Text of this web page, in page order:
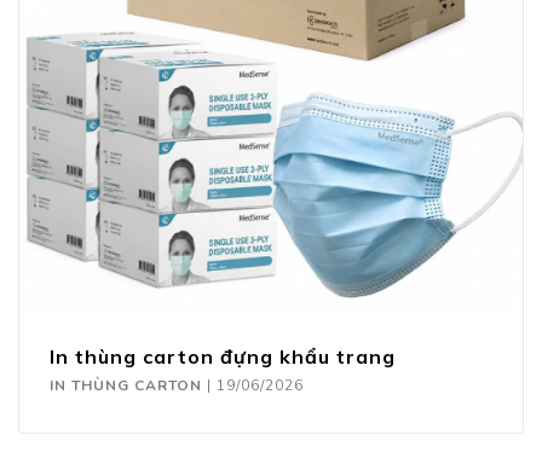
In thùng carton đựng khẩu trang
IN THÙNG CARTON | 19/06/2026